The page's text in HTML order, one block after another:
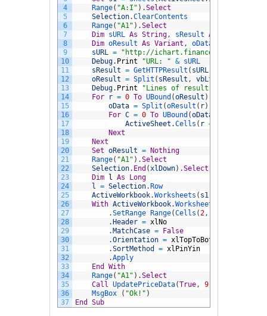
4
5
6
7
8
9
10
11
12
13
14
15
16
17
18
19
20
21
22
23
24
25
26
27
28
29
30
31
32
33
34
35
36
37
Range( "A:I" ) .Select
Selection.ClearContents
Range( "A1" ) .Select
Dim sURL As String, sResult As
Dim oResult As Variant , oData
sURL =
"http://ichart.finance.yahoo.com/
Debug. Print "URL: " & sURL
sResult = GetHTTPResult ( sURL
oResult = Split ( sResult , vbLf
Debug. Print "Lines of result: "
For
r = 0 To UBound (oResult )
oData = Split (oResult ( r)
For C = 0 To UBound (oData
ActiveSheet .Cells ( r +
Next
Next
Set oResult =
Nothing
Range( "A1" ) .Select
Selection. End (xlDown) .Select
Dim
l As
Long
l = Selection. Row
ActiveWorkbook.Worksheets ( s1
With ActiveWorkbook.Worksheets
.SetRange Range(Cells (2,
. Header = xlNo
. MatchCase =
False
.Orientation = xlTopToBottom
.SortMethod = xlPinYin
.Apply
End
With
Range( "A1" ) .Select
Call UpdatePriceData(True, 9
MsgBox
( "Ok!" )
End
Sub